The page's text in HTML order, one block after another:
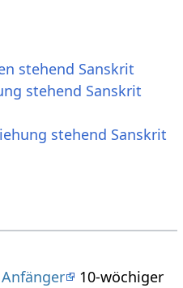
stehend Sanskrit
stehend Sanskrit
stehend Sanskrit
10-wöchiger